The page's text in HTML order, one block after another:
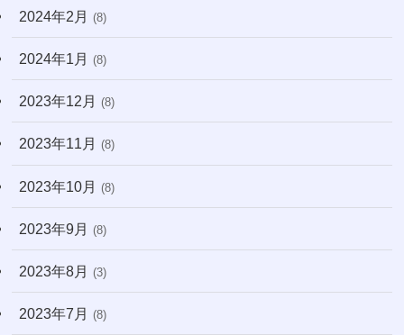
2024年2月 (8)
2024年1月 (8)
2023年12月 (8)
2023年11月 (8)
2023年10月 (8)
2023年9月 (8)
2023年8月 (3)
2023年7月 (8)